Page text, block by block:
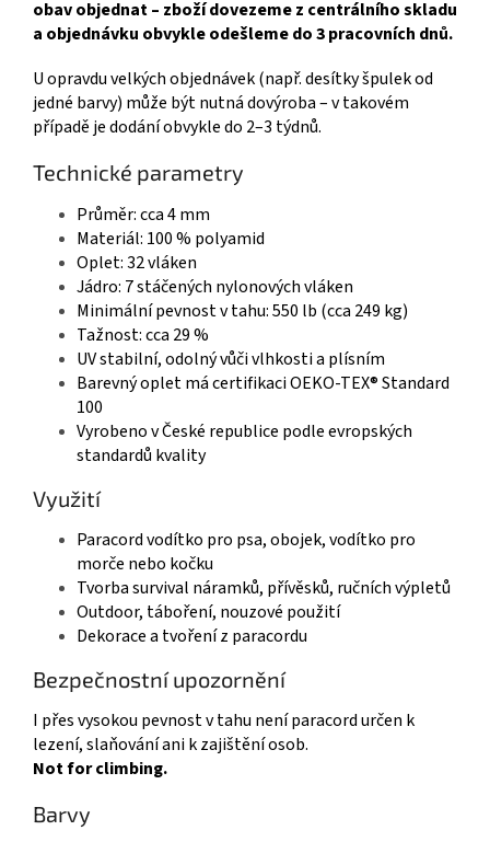
obav objednat – zboží dovezeme z centrálního skladu
a objednávku obvykle odešleme do 3 pracovních dnů.
U opravdu velkých objednávek (např. desítky špulek od
jedné barvy) může být nutná dovýroba – v takovém
případě je dodání obvykle do 2–3 týdnů.
Technické parametry
Průměr: cca 4 mm
Materiál: 100 % polyamid
Oplet: 32 vláken
Jádro: 7 stáčených nylonových vláken
Minimální pevnost v tahu: 550 lb (cca 249 kg)
Tažnost: cca 29 %
UV stabilní, odolný vůči vlhkosti a plísním
Barevný oplet má certifikaci OEKO-TEX® Standard
100
Vyrobeno v České republice podle evropských
standardů kvality
Využití
Paracord vodítko pro psa, obojek, vodítko pro
morče nebo kočku
Tvorba survival náramků, přívěsků, ručních výpletů
Outdoor, táboření, nouzové použití
Dekorace a tvoření z paracordu
Bezpečnostní upozornění
I přes vysokou pevnost v tahu není paracord určen k
lezení, slaňování ani k zajištění osob.
Not for climbing.
Barvy